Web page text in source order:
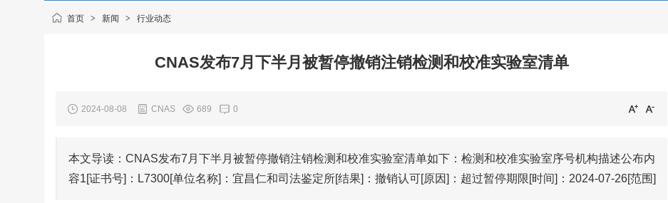
首页 > 新闻 > 行业动态
CNAS发布7月下半月被暂停撤销注销检测和校准实验室清单
2024-08-08 CNAS 689 0
本文导读：CNAS发布7月下半月被暂停撤销注销检测和校准实验室清单如下：检测和校准实验室序号机构描述公布内
容1[证书号]：L7300[单位名称]：宜昌仁和司法鉴定所[结果]：撤销认可[原因]：超过暂停期限[时间]：2024-07-26[范围]